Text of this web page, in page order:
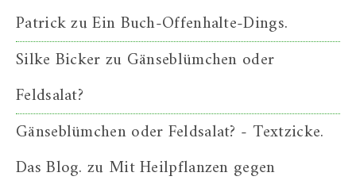
PatrickzuEin Buch-Offenhalte-Dings.
Silke Bickerzu Gänseblümchen oder
Feldsalat?
Gänseblümchen oder Feldsalat? - Textzicke.
Das Blog. zu Mit Heilpflanzen gegen